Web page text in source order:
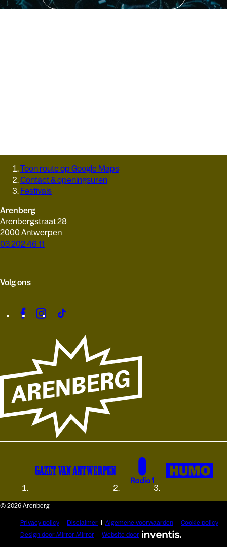
Toon route op Google Maps
Contact & openingsuren
Festivals
Arenberg
Arenbergstraat 28
2000 Antwerpen
03 202 46 11
Volg ons
© 2026 Arenberg
Privacy policy Disclaimer Algemene voorwaarden
Cookie policy
Design door Mirror Mirror
Website door